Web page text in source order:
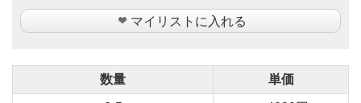
マイリストに入れる
数量 単価